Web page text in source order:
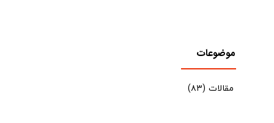
موضوعات
مقالات (۸۳)